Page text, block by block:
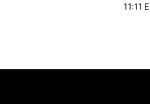
11:11